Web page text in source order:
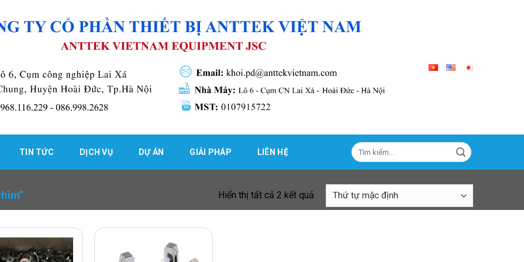
TIN TỨC DỊCH VỤ DỰ ÁN GIẢI PHÁP LIÊN HỆ
Tìm
kiếm:
Hiển thị tất cả 2 kết quả